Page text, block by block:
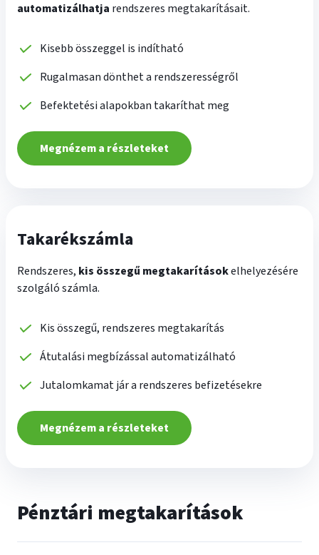
automatizálhatja rendszeres megtakarításait.
Kisebb összeggel is indítható
Rugalmasan dönthet a rendszerességről
Befektetési alapokban takaríthat meg
Megnézem a részleteket
Takarékszámla
Rendszeres, kis összegű megtakarításokelhelyezésére
szolgáló számla.
Kis összegű, rendszeres megtakarítás
Átutalási megbízással automatizálható
Jutalomkamat jár a rendszeres befizetésekre
Megnézem a részleteket
Pénztári megtakarítások